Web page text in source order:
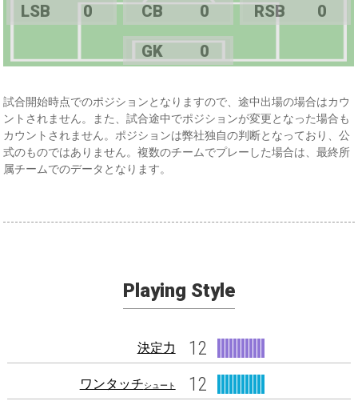
LSB 0 CB 0 RSB 0
GK 0
試合開始時点でのポジションとなりますので、途中出場の場合はカウ
ントされません。また、試合途中でポジションが変更となった場合も
カウントされません。ポジションは弊社独自の判断となっており、公
式のものではありません。複数のチームでプレーした場合は、最終所
属チームでのデータとなります。
Playing Style
決定力 12
ワンタッチシュート 12